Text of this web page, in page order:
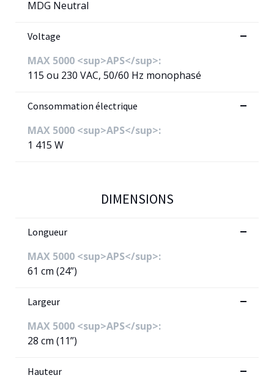
MDG Neutral
Voltage
MAX 5000 <sup>APS</sup>:
115 ou 230 VAC, 50/60 Hz monophasé
Consommation électrique
MAX 5000 <sup>APS</sup>:
1 415 W
DIMENSIONS
Longueur
MAX 5000 <sup>APS</sup>:
61 cm (24”)
Largeur
MAX 5000 <sup>APS</sup>:
28 cm (11”)
Hauteur